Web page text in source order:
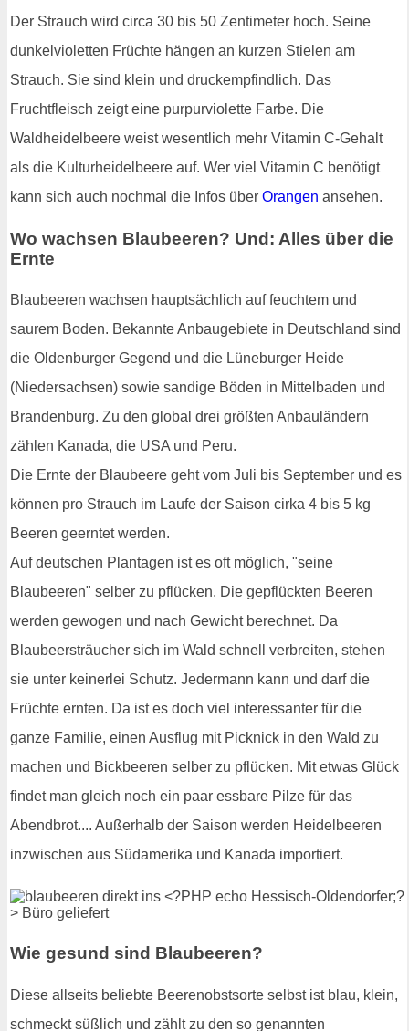
Der Strauch wird circa 30 bis 50 Zentimeter hoch. Seine
dunkelvioletten Früchte hängen an kurzen Stielen am
Strauch. Sie sind klein und druckempfindlich. Das
Fruchtfleisch zeigt eine purpurviolette Farbe. Die
Waldheidelbeere weist wesentlich mehr Vitamin C-Gehalt
als die Kulturheidelbeere auf. Wer viel Vitamin C benötigt
kann sich auch nochmal die Infos über Orangen ansehen.
Wo wachsen Blaubeeren? Und: Alles über die
Ernte
Blaubeeren wachsen hauptsächlich auf feuchtem und
saurem Boden. Bekannte Anbaugebiete in Deutschland sind
die Oldenburger Gegend und die Lüneburger Heide
(Niedersachsen) sowie sandige Böden in Mittelbaden und
Brandenburg. Zu den global drei größten Anbauländern
zählen Kanada, die USA und Peru.
Die Ernte der Blaubeere geht vom Juli bis September und es
können pro Strauch im Laufe der Saison cirka 4 bis 5 kg
Beeren geerntet werden.
Auf deutschen Plantagen ist es oft möglich, "seine
Blaubeeren" selber zu pflücken. Die gepflückten Beeren
werden gewogen und nach Gewicht berechnet. Da
Blaubeersträucher sich im Wald schnell verbreiten, stehen
sie unter keinerlei Schutz. Jedermann kann und darf die
Früchte ernten. Da ist es doch viel interessanter für die
ganze Familie, einen Ausflug mit Picknick in den Wald zu
machen und Bickbeeren selber zu pflücken. Mit etwas Glück
findet man gleich noch ein paar essbare Pilze für das
Abendbrot.... Außerhalb der Saison werden Heidelbeeren
inzwischen aus Südamerika und Kanada importiert.
Wie gesund sind Blaubeeren?
Diese allseits beliebte Beerenobstsorte selbst ist blau, klein,
schmeckt süßlich und zählt zu den so genannten